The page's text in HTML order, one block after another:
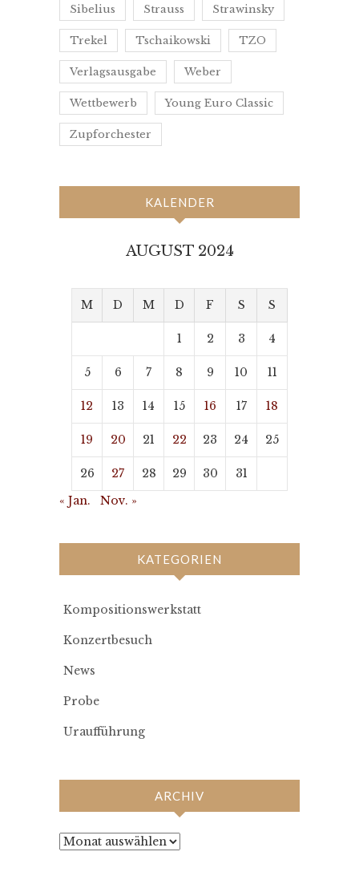
Sibelius Strauss Strawinsky
Trekel Tschaikowski TZO
Verlagsausgabe Weber
Wettbewerb Young Euro Classic
Zupforchester
KALENDER
AUGUST 2024
M D M D F S S
1 2 3 4
5 6 7 8 9 10 11
12 13 14 15 16 17 18
19 20 21 22 23 24 25
26 27 28 29 30
31
« Jan.
Nov. »
KATEGORIEN
Kompositionswerkstatt
Konzertbesuch
News
Probe
Uraufführung
ARCHIV
Archiv